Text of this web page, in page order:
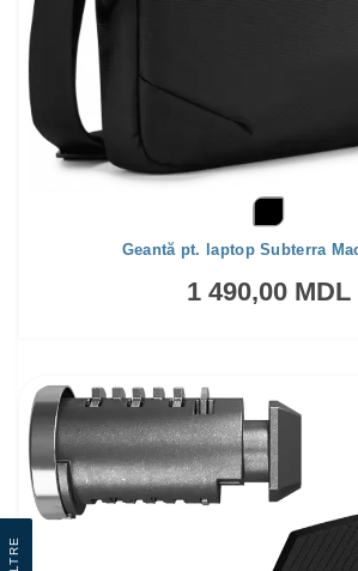
Geantă pt. laptop Subterra
1 490,00 MDL